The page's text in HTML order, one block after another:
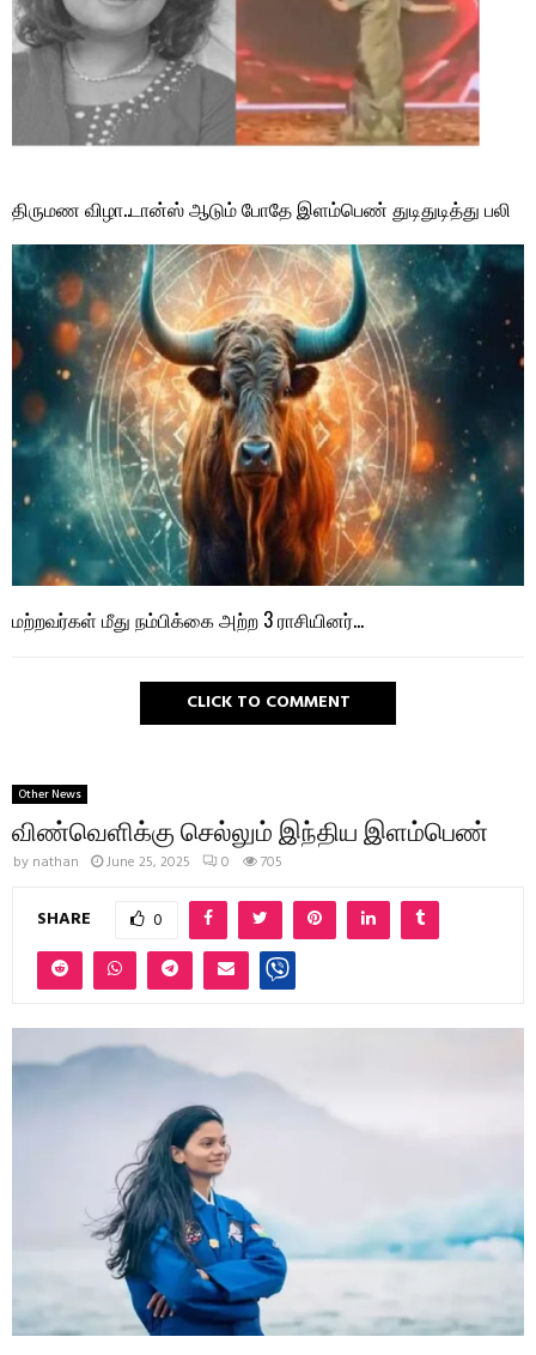
திருமண விழா..டான்ஸ் ஆடும் போதே இளம்பெண் துடிதுடித்து பலி
மற்றவர்கள் மீது நம்பிக்கை அற்ற 3 ராசியினர்…
CLICK TO COMMENT
Other News
விண்வெளிக்கு செல்லும் இந்திய இளம்பெண்
by nathan June 25, 2025 0 705
SHARE 0